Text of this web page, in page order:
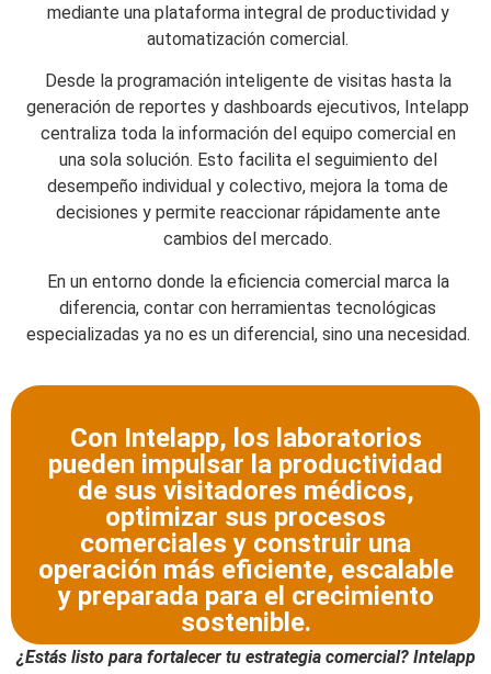
mediante una plataforma integral de productividad y
automatización comercial.
Desde la programación inteligente de visitas hasta la
generación de reportes y dashboards ejecutivos, Intelapp
centraliza toda la información del equipo comercial en
una sola solución. Esto facilita el seguimiento del
desempeño individual y colectivo, mejora la toma de
decisiones y permite reaccionar rápidamente ante
cambios del mercado.
En un entorno donde la eficiencia comercial marca la
diferencia, contar con herramientas tecnológicas
especializadas ya no es un diferencial, sino una necesidad.
Con Intelapp, los laboratorios
pueden impulsar la productividad
de sus visitadores médicos,
optimizar sus procesos
comerciales y construir una
operación más eficiente, escalable
y preparada para el crecimiento
sostenible.
¿Estás listo para fortalecer tu estrategia comercial? Intelapp